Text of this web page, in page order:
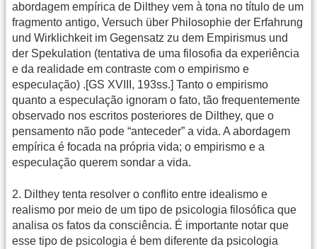
abordagem empírica de Dilthey vem à tona no título de um
fragmento antigo, Versuch über Philosophie der Erfahrung
und Wirklichkeit im Gegensatz zu dem Empirismus und
der Spekulation (tentativa de uma filosofia da experiência
e da realidade em contraste com o empirismo e
especulação) .[GS XVIII, 193ss.] Tanto o empirismo
quanto a especulação ignoram o fato, tão frequentemente
observado nos escritos posteriores de Dilthey, que o
pensamento não pode “anteceder” a vida. A abordagem
empírica é focada na própria vida; o empirismo e a
especulação querem sondar a vida.
2. Dilthey tenta resolver o conflito entre idealismo e
realismo por meio de um tipo de psicologia filosófica que
analisa os fatos da consciência. É importante notar que
esse tipo de psicologia é bem diferente da psicologia